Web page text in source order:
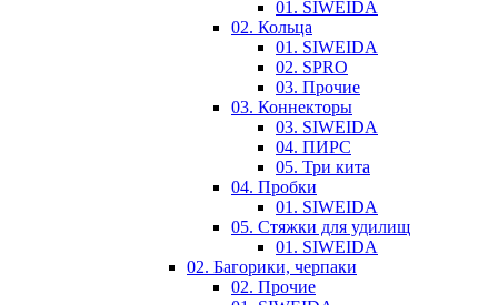
01. SIWEIDA
02. Кольца
01. SIWEIDA
02. SPRO
03. Прочие
03. Коннекторы
03. SIWEIDA
04. ПИРС
05. Три кита
04. Пробки
01. SIWEIDA
05. Стяжки для удилищ
01. SIWEIDA
02. Багорики, черпаки
02. Прочие